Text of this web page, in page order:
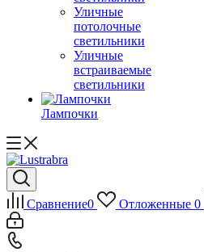
Уличные
потолочные
светильники
Уличные
встраиваемые
светильники
Лампочки
Сравнение0 Отложенные 0